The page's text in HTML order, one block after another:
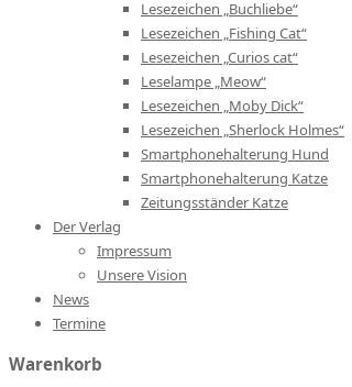
Lesezeichen „Buchliebe“
Lesezeichen „Fishing Cat“
Lesezeichen „Curios cat“
Leselampe „Meow“
Lesezeichen „Moby Dick“
Lesezeichen „Sherlock Holmes“
Smartphonehalterung Hund
Smartphonehalterung Katze
Zeitungsständer Katze
Der Verlag
Impressum
Unsere Vision
News
Termine
Warenkorb